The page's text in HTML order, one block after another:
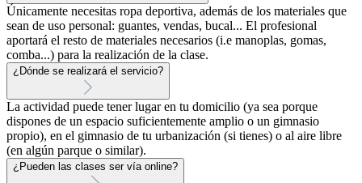
Únicamente necesitas ropa deportiva, además de los materiales que
sean de uso personal: guantes, vendas, bucal... El profesional
aportará el resto de materiales necesarios (i.e manoplas, gomas,
comba...) para la realización de la clase.
¿Dónde se realizará el servicio?
La actividad puede tener lugar en tu domicilio (ya sea porque
dispones de un espacio suficientemente amplio o un gimnasio
propio), en el gimnasio de tu urbanización (si tienes) o al aire libre
(en algún parque o similar).
¿Pueden las clases ser vía online?